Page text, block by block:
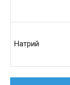
Натрий